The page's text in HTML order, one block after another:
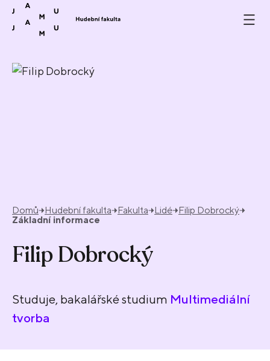
Přeskočit na obsah
Domů Hudební fakulta Fakulta Lidé Filip Dobrocký
Základní informace
Filip Dobrocký
Studuje, bakalářské studium Multimediální
tvorba